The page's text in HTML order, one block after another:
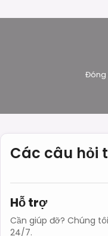
Đóng
Các câu hỏi
Hỗ trợ
Cần giúp đỡ? Chúng
24/7.